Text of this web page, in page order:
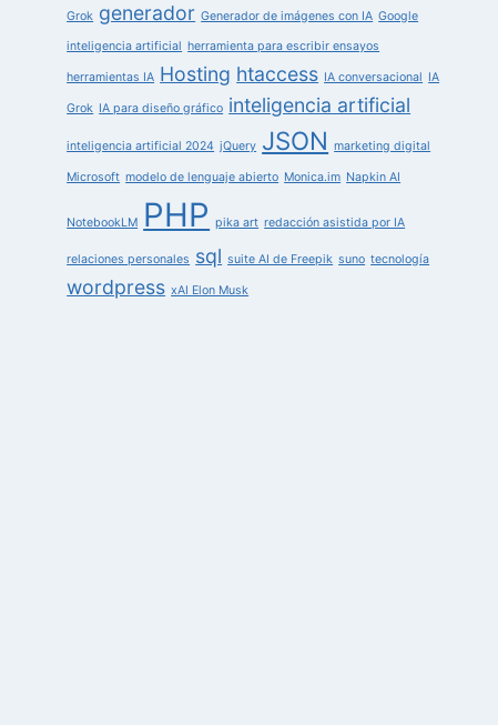
Grok generador Generador de imágenes con IA Google
inteligencia artificial herramienta para escribir ensayos
herramientas IA Hosting htaccess IA conversacional IA
Grok IA para diseño gráfico inteligencia artificial
inteligencia artificial 2024 jQuery JSON marketing digital
Microsoft modelo de lenguaje abierto Monica.im Napkin AI
NotebookLM PHP pika art redacción asistida por IA
relaciones personales sql suite AI de Freepik suno tecnología
wordpress xAI Elon Musk